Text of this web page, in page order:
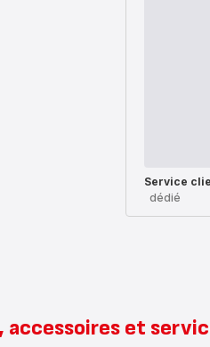
Service
dédié
accessoires et